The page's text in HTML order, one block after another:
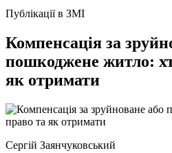
Публікації в ЗМІ
Компенсація за
пошкоджене житло:
як отримати
Сергій Заянчуковський